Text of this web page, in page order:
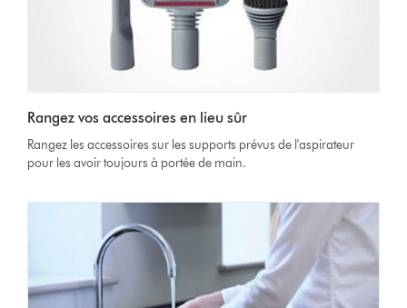
Rangez vos accessoires en lieu sûr
Rangez les accessoires sur les supports prévus de l'aspirateur
pour les avoir toujours à portée de main.